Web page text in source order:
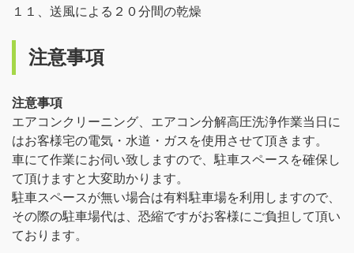
１１、送風による２０分間の乾燥
注意事項
注意事項
エアコンクリーニング、エアコン分解高圧洗浄作業当日に
はお客様宅の電気・水道・ガスを使用させて頂きます。
車にて作業にお伺い致しますので、駐車スペースを確保し
て頂けますと大変助かります。
駐車スペースが無い場合は有料駐車場を利用しますので、
その際の駐車場代は、恐縮ですがお客様にご負担して頂い
ております。